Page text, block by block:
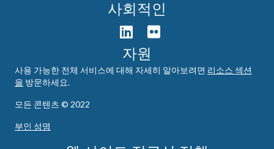
사회적인
자원
사용 가능한 전체 서비스에 대해 자세히 알아보려면 리소스 섹션
을 방문하세요.
모든 콘텐츠 © 2022
부인 성명